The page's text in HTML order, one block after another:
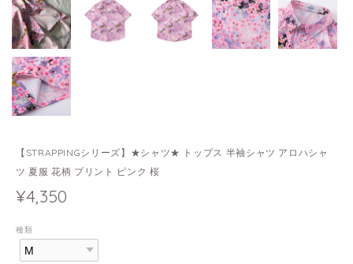
【STRAPPINGシリーズ】★シャツ★ トップス 半袖シャツ アロハシャ
ツ 夏服 花柄 プリント ピンク 桜
¥4,350
種類